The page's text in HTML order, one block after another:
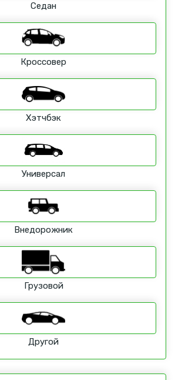
Седан
Кроссовер
Хэтчбэк
Универсал
Внедорожник
Грузовой
Другой